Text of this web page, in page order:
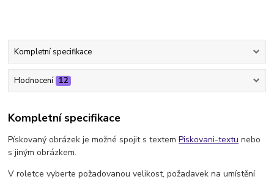
Kompletní specifikace
Hodnocení 12
Kompletní specifikace
Pískovaný obrázek je možné spojit s textemPiskovani-textu nebo
s jiným obrázkem.
V roletce vyberte požadovanou velikost, požadavek na umístění